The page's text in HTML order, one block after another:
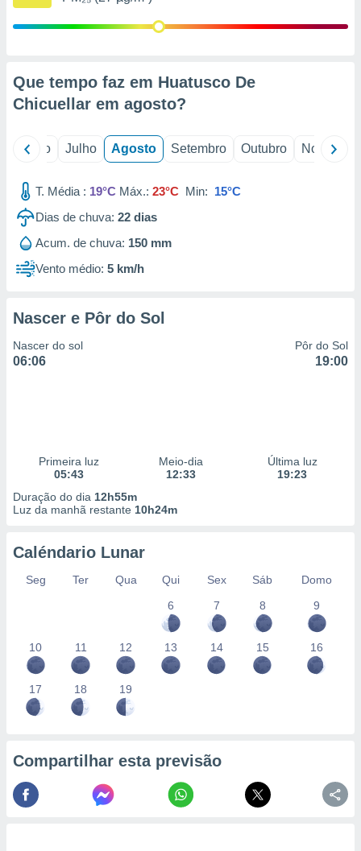
estudos
de
1199
Que tempo faz em Huatusco De
Chicuellar em agosto?
Junho Julho Agosto Setembro Outubro Novembro
T. Média : 19°C Máx.: 23°C Min: 15°C
Dias de chuva: 22 dias
Acum. de chuva: 150 mm
Vento médio: 5 km/h
Nascer e Pôr do Sol
Nascer do sol
06:06
Pôr do Sol
19:00
Primeira luz
05:43
Meio-dia
12:33
Última luz
19:23
Duração do dia 12h55m
Luz da manhã restante 10h24m
Caléndario Lunar
Seg Ter Qua Qui Sex Sáb
Domo
6
7 8 9
10 11 12 13 14 15 16
17 18 19
Compartilhar esta previsão